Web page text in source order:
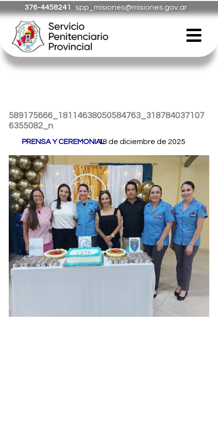
al
contenido
376-4458241 spp_misiones@misiones.gov.ar
589175666_18114638050584763_318784037107
6355082_n
PRENSA Y CEREMONIAL/
18 de diciembre de 2025